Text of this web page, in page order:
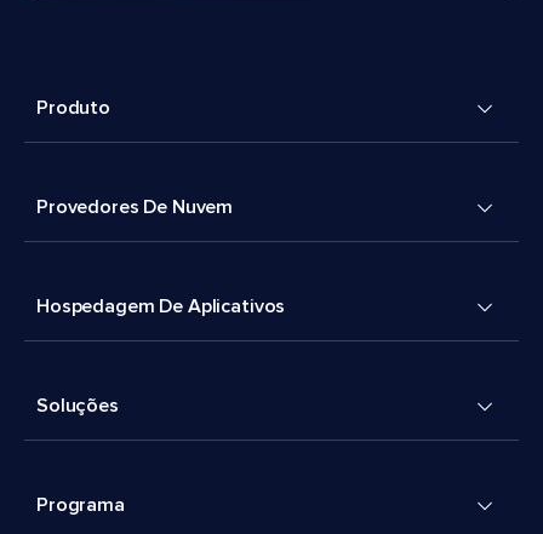
Produto
Provedores De Nuvem
Hospedagem De Aplicativos
Soluções
Programa